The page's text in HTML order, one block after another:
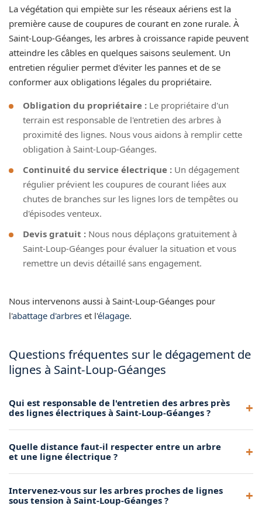
La végétation qui empiète sur les réseaux aériens est la
première cause de coupures de courant en zone rurale. À
Saint-Loup-Géanges, les arbres à croissance rapide peuvent
atteindre les câbles en quelques saisons seulement. Un
entretien régulier permet d'éviter les pannes et de se
conformer aux obligations légales du propriétaire.
Obligation du propriétaire : Le propriétaire d'un
terrain est responsable de l'entretien des arbres à
proximité des lignes. Nous vous aidons à remplir cette
obligation à Saint-Loup-Géanges.
Continuité du service électrique : Un dégagement
régulier prévient les coupures de courant liées aux
chutes de branches sur les lignes lors de tempêtes ou
d'épisodes venteux.
Devis gratuit : Nous nous déplaçons gratuitement à
Saint-Loup-Géanges pour évaluer la situation et vous
remettre un devis détaillé sans engagement.
Nous intervenons aussi à Saint-Loup-Géanges pour
l'abattage d'arbres et l'élagage.
Questions fréquentes sur le dégagement de
lignes à Saint-Loup-Géanges
Qui est responsable de l'entretien des arbres près
des lignes électriques à Saint-Loup-Géanges ?
à distance réglementaire des lignes électriques et
téléphoniques. Enedis peut également intervenir, mais il est
Saint-Loup-Géanges pour un travail soigné et conforme.
Quelle distance faut-il respecter entre un arbre
et une ligne électrique ?
moins 3 mètres pour les lignes basse tension et jusqu'à 5
mètres pour la haute tension. Nous connaissons les normes
Intervenez-vous sur les arbres proches de lignes
sous tension à Saint-Loup-Géanges ?